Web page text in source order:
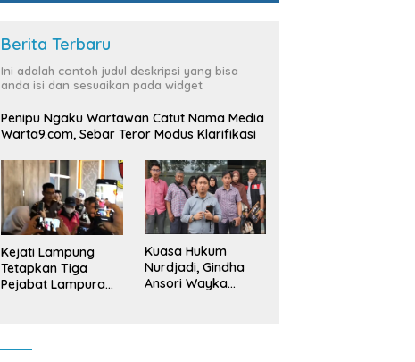
Berita Terbaru
Ini adalah contoh judul deskripsi yang bisa
anda isi dan sesuaikan pada widget
Penipu Ngaku Wartawan Catut Nama Media
Warta9.com, Sebar Teror Modus Klarifikasi
Kejati Lampung
Tetapkan Tiga
Pejabat Lampura
Kuasa Hukum
Nurdjadi, Gindha
Ansori Wayka